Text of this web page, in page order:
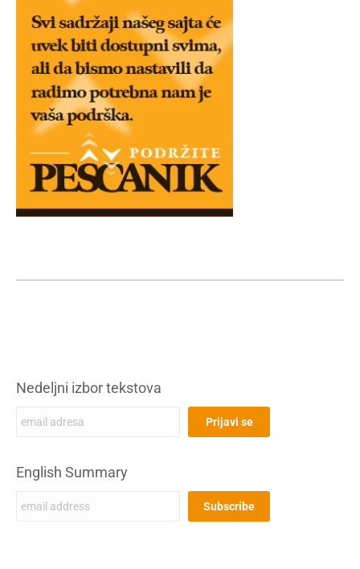
Nedeljni izbor tekstova
English Summary